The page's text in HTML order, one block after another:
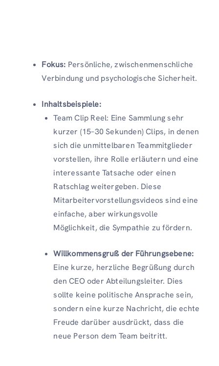
Fokus: Persönliche, zwischenmenschliche
Verbindung und psychologische Sicherheit.
Inhaltsbeispiele:
Team Clip Reel: Eine Sammlung sehr
kurzer (15–30 Sekunden) Clips, in denen
sich die unmittelbaren Teammitglieder
vorstellen, ihre Rolle erläutern und eine
interessante Tatsache oder einen
Ratschlag weitergeben. Diese
Mitarbeitervorstellungsvideos sind eine
einfache, aber wirkungsvolle
Möglichkeit, die Sympathie zu fördern.
Willkommensgruß der Führungsebene:
Eine kurze, herzliche Begrüßung durch
den CEO oder Abteilungsleiter. Dies
sollte keine politische Ansprache sein,
sondern eine kurze Nachricht, die echte
Freude darüber ausdrückt, dass die
neue Person dem Team beitritt.